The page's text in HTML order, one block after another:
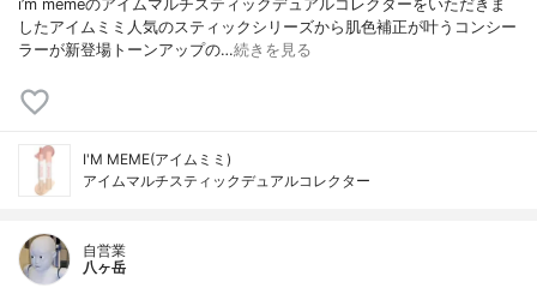
i’m memeのアイムマルチスティックデュアルコレクターをいただきま
したアイムミミ人気のスティックシリーズから肌色補正が叶うコンシー
ラーが新登場トーンアップの…続きを見る
I'M MEME(アイムミミ)
アイムマルチスティックデュアルコレクター
自営業
八ヶ岳